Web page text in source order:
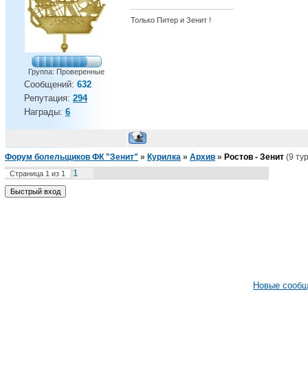
Группа: Проверенные
Сообщений: 632
Репутация: 294
Награды: 6
Только Питер и Зенит !
Форум болельщиков ФК "Зенит" » Курилка » Архив » Ростов - Зенит (9
Страница 1 из 1 1
Новые